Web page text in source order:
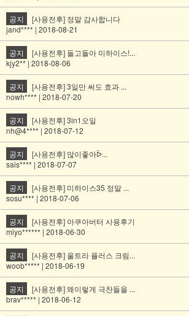
공지
[사용전후] 정말 감사합니다
jand**** | 2018-08-21
공지
[사용전후] 돌고돌아 미하이스!...
kjy2** | 2018-08-06
공지
[사용전후] 3일만 써도 효과 ...
nowh**** | 2018-07-20
공지
[사용전후] 3in1오일
nh@4**** | 2018-07-12
공지
[사용전후] 많이좋아ᐇ...
sais**** | 2018-07-07
공지
[사용전후] 미하이스35 정말 ...
sosu**** | 2018-07-06
공지
[사용전후] 아쿠아버터 사용후기
miyo****** | 2018-06-30
공지
[사용전후] 울트라 플러스 크림...
woob***** | 2018-06-19
공지
[사용전후] 왜이렇게 극찬들을 ...
brav***** | 2018-06-12